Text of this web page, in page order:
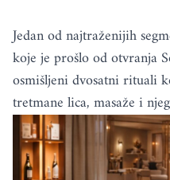
Jedan od najtraženijih
koje je prošlo od otvranja
osmišljeni dvosatni rituali
tretmane lica, masaže i